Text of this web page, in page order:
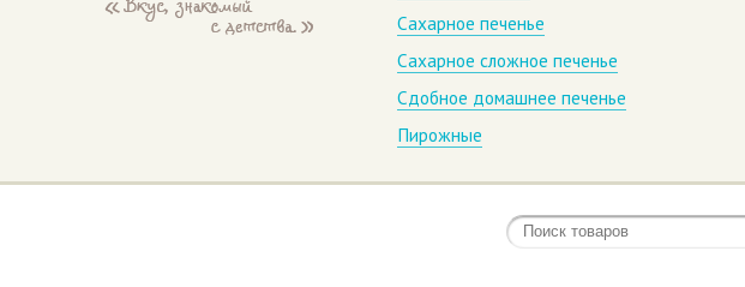
Сахарное печенье
Сахарное сложное печенье
Сдобное домашнее печенье
Пирожные